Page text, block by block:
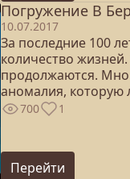
Погружение В
10.07.2017
За последние 100
количество
продолжаются.
аномалия, которую
700 1
Перейти